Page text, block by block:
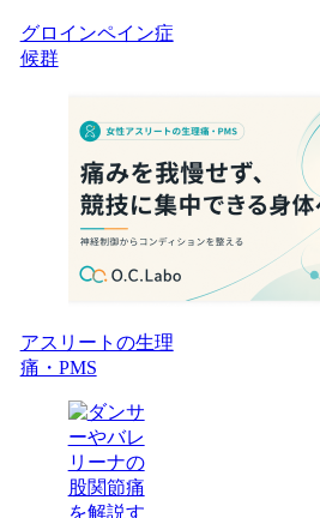
グロインペイン症
候群
アスリートの生理
痛・PMS